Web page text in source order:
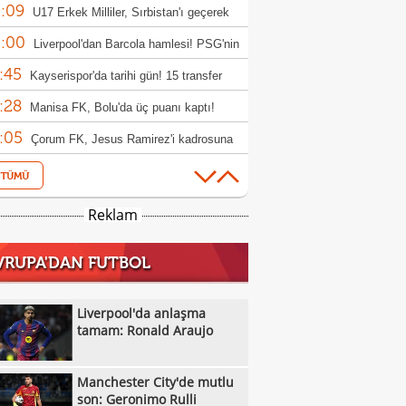
U17 Erkek Milliler, Sırbistan'ı geçerek
yükseldi!Liverpool'dan Barcola hamlesi! PSG'nin
dudak uçuklattı
Kayserispor'da tarihi gün! 15 transfer
Manisa FK, Bolu'da üç puanı kaptı!
Çorum FK, Jesus Ramirez'i kadrosuna
Fisnik Asllani'nin Leipzig'e transferi son
iptal oldu!
Erzurumspor, Ebosele ile anlaştı!
Fenerbahçe'ye müjdeli haber: Romelu
Manchester City'de mutlu son: Geronimo
Kıvanç Taşyaran ve Buğra Ünal, Avrupa
finale yükseldi
Altay, Tuna Üzümcü ile topbaşı yaptı
Reklam
FUTBOL
Liverpool'da anlaşma
tamam: Ronald Araujo
Manchester City'de mutlu
son: Geronimo Rulli